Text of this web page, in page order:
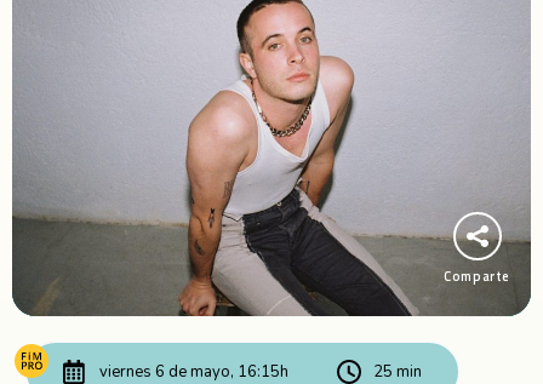
Comparte
viernes 6 de mayo, 16:15h 25 min